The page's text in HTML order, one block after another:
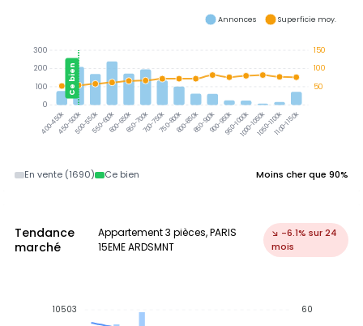
400-450k450-500k500-550k550-600k600-650k650-700k700-750k750-800k800-850k850-900k900-950k950-1000k1000-1050k1050-1100k1100-1150k
Ce bien
150
100
50
300
200
100
0
Annonces Superficie moy.
En vente (1690) Ce bien Moins cher que 90%
Tendance
marché
Appartement 3 pièces, PARIS
15EME ARDSMNT
↘ -6.1% sur 24
mois
60
10503